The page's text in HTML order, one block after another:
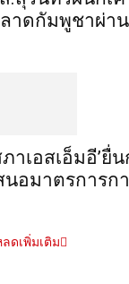
าดกัมพูชาผ่า
ภาเอสเอ็มอี’
นอมาตรการกา
ดเพิ่มเติม